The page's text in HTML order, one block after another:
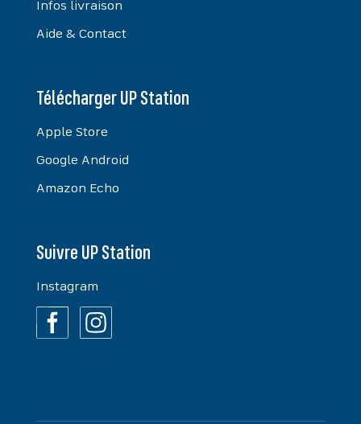
Infos livraison
Aide & Contact
Télécharger UP Station
Apple Store
Google Android
Amazon Echo
Suivre UP Station
Instagram